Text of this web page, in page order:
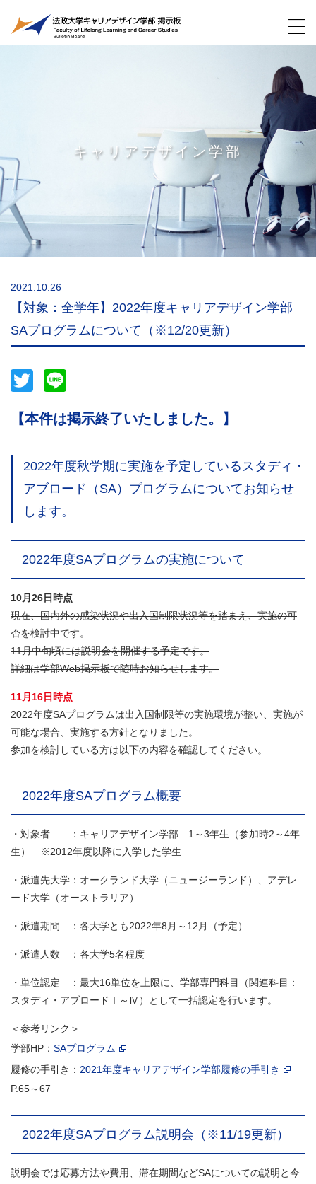
キャリアデザイン学部
2021.10.26
【対象：全学年】2022年度キャリアデザイン学部
SAプログラムについて（※12/20更新）
Twitter
【本件は掲示終了いたしました。】
2022年度秋学期に実施を予定しているスタディ・
アブロード（SA）プログラムについてお知らせ
します。
2022年度SAプログラムの実施について
10月26日時点
現在、国内外の感染状況や出入国制限状況等を踏まえ、実施の可
否を検討中です。
11月中旬頃には説明会を開催する予定です。
詳細は学部Web掲示板で随時お知らせします。
11月16日時点
2022年度SAプログラムは出入国制限等の実施環境が整い、実施が
可能な場合、実施する方針となりました。
参加を検討している方は以下の内容を確認してください。
2022年度SAプログラム概要
・対象者 ：キャリアデザイン学部 1～3年生（参加時2～4年
生） ※2012年度以降に入学した学生
・派遣先大学：オークランド大学（ニュージーランド）、アデレ
ード大学（オーストラリア）
・派遣期間 ：各大学とも2022年8月～12月（予定）
・派遣人数 ：各大学5名程度
・単位認定 ：最大16単位を上限に、学部専門科目（関連科目：
スタディ・アブロードⅠ～Ⅳ）として一括認定を行います。
＜参考リンク＞
学部HP： SAプログラム
履修の手引き： 2021年度キャリアデザイン学部履修の手引き
P.65～67
2022年度SAプログラム説明会（※11/19更新）
説明会では応募方法や費用、滞在期間などSAについての説明と今